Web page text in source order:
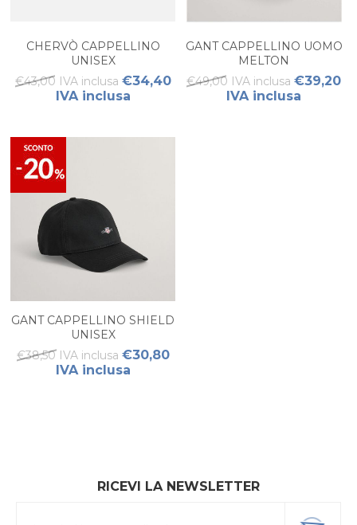
CHERVÒ CAPPELLINO
UNISEX
€43,00 IVA inclusa €34,40
IVA inclusa
GANT CAPPELLINO UOMO
MELTON
€49,00 IVA inclusa €39,20
IVA inclusa
GANT CAPPELLINO SHIELD
UNISEX
€38,50 IVA inclusa €30,80
IVA inclusa
RICEVI LA NEWSLETTER